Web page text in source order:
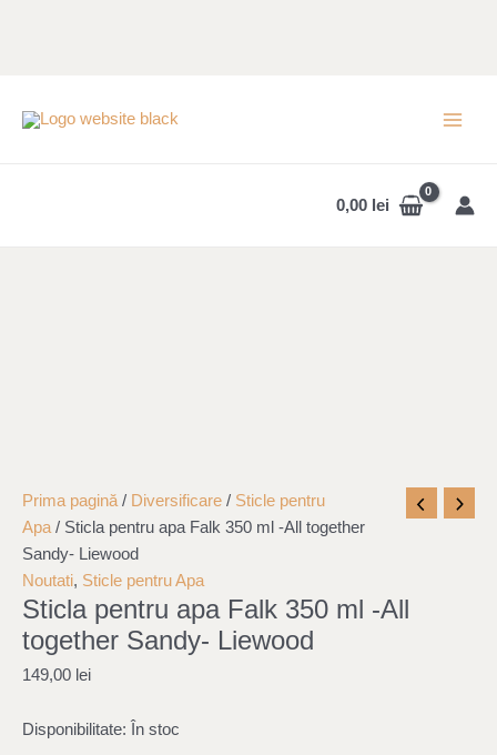
0,00 lei
Prima pagină / Diversificare / Sticle pentru
Apa / Sticla pentru apa Falk 350 ml -All together
Sandy- Liewood
Noutati, Sticle pentru Apa
Sticla pentru apa Falk 350 ml -All
together Sandy- Liewood
149,00 lei
Disponibilitate: În stoc
Cantitate
Sticla
pentru
apa
Falk
350
-
together